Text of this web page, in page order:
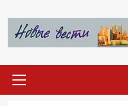
содержимому
меню